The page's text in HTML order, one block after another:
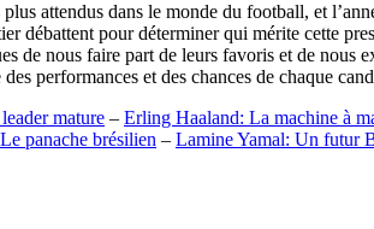
attendus dans le monde du football, et
débattent pour déterminer qui mérite cette
de nous faire part de leurs favoris et de nous
performances et des chances de chaque
mature – Erling Haaland: La machine à
panache brésilien – Lamine Yamal: Un futur